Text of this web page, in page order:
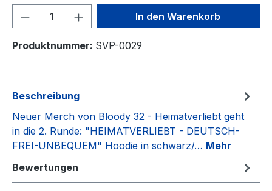
Produkt Anzahl: Gib denIn den Warenkorb
Produktnummer: SVP-0029
Beschreibung
Neuer Merch von Bloody 32 - Heimatverliebt geht
in die 2. Runde: "HEIMATVERLIEBT - DEUTSCH-
FREI-UNBEQUEM" Hoodie in schwarz/… Mehr
Bewertungen